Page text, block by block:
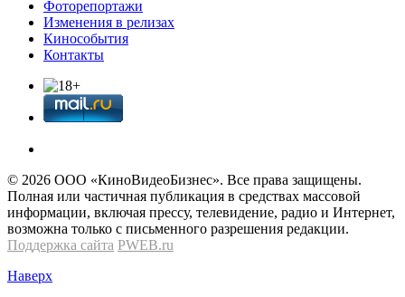
Фоторепортажи
Изменения в релизах
Кинособытия
Контакты
© 2026 OOО «КиноВидеоБизнес». Все права защищены.
Полная или частичная публикация в средствах массовой
информации, включая прессу, телевидение, радио и Интернет,
возможна только с письменного разрешения редакции.
Поддержка сайта PWEB.ru
Наверх